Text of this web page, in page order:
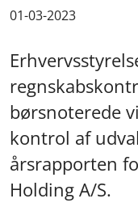
01-03-2023
børsnoterede
kontrol af
årsrapporten
Holding A/S.